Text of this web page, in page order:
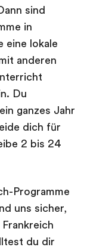
sind
in
eine lokale
anderen
Du
ganzes Jahr
dich für
2 bis 24
Programme
uns sicher,
du dir